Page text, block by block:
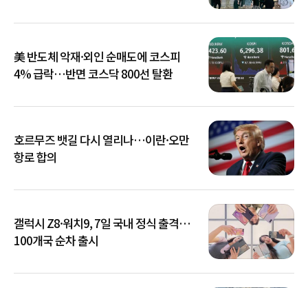
美 반도체 악재·외인 순매도에 코스피
4% 급락…반면 코스닥 800선 탈환
호르무즈 뱃길 다시 열리나…이란·오만
항로 합의
갤럭시 Z8·워치9, 7일 국내 정식 출격…
100개국 순차 출시